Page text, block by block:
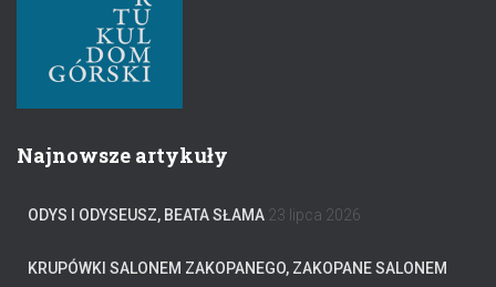
Najnowsze artykuły
ODYS I ODYSEUSZ, BEATA SŁAMA 23 lipca 2026
KRUPÓWKI SALONEM ZAKOPANEGO, ZAKOPANE SALONEM